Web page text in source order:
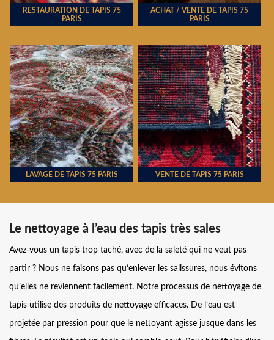
RESTAURATION DE TAPIS 75
PARIS
ACHAT / VENTE DE TAPIS 75
PARIS
LAVAGE DE TAPIS 75 PARIS VENTE DE TAPIS 75 PARIS
Le nettoyage à l’eau des tapis très sales
Avez-vous un tapis trop taché, avec de la saleté qui ne veut pas
partir ? Nous ne faisons pas qu’enlever les salissures, nous évitons
qu’elles ne reviennent facilement. Notre processus de nettoyage de
tapis utilise des produits de nettoyage efficaces. De l’eau est
projetée par pression pour que le nettoyant agisse jusque dans les